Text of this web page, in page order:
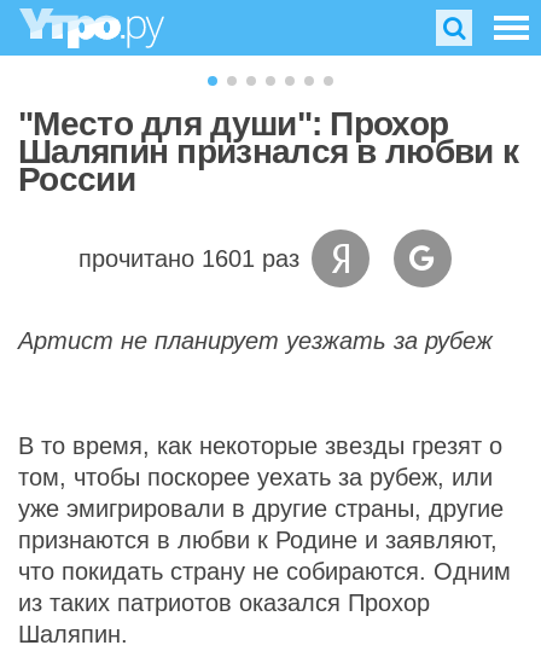
"Место для души": Прохор
Шаляпин признался в любви к
России
прочитано 1601 раз
Артист не планирует уезжать за рубеж
В то время, как некоторые звезды грезят о
том, чтобы поскорее уехать за рубеж, или
уже эмигрировали в другие страны, другие
признаются в любви к Родине и заявляют,
что покидать страну не собираются. Одним
из таких патриотов оказался Прохор
Шаляпин.